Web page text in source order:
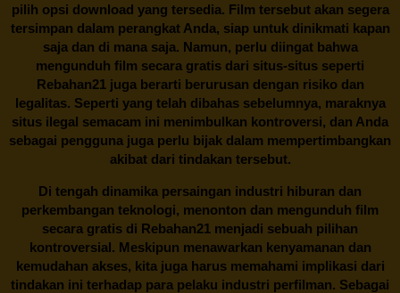
pilih opsi download yang tersedia. Film tersebut akan segera
tersimpan dalam perangkat Anda, siap untuk dinikmati kapan
saja dan di mana saja. Namun, perlu diingat bahwa
mengunduh film secara gratis dari situs-situs seperti
Rebahan21 juga berarti berurusan dengan risiko dan
legalitas. Seperti yang telah dibahas sebelumnya, maraknya
situs ilegal semacam ini menimbulkan kontroversi, dan Anda
sebagai pengguna juga perlu bijak dalam mempertimbangkan
akibat dari tindakan tersebut.
Di tengah dinamika persaingan industri hiburan dan
perkembangan teknologi, menonton dan mengunduh film
secara gratis di Rebahan21 menjadi sebuah pilihan
kontroversial. Meskipun menawarkan kenyamanan dan
kemudahan akses, kita juga harus memahami implikasi dari
tindakan ini terhadap para pelaku industri perfilman. Sebagai